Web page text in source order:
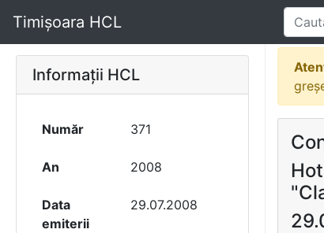
Timișoara HCL
Informații HCL
Număr 371
An 2008
Data
emiterii
29.07.2008